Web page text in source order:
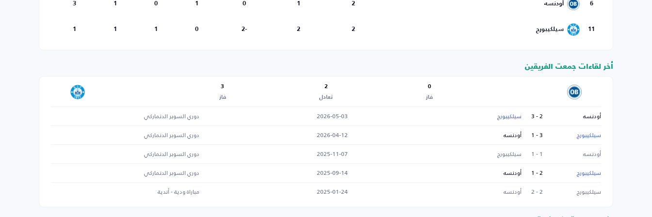
6 أودنسه 2
1
0
1
0
1
3
11 سيلكيبورج 2
2
-2
0
1
1
1
أخر لقاءات جمعت الفريقين
0
فاز
2
تعادل
3
فاز
أودنسه 2 - 3 سيلكيبورج 2026-05-03
دوري السوبر الدنماركي
سيلكيبورج
3 - 1 أودنسه 2026-04-12
دوري السوبر الدنماركي
أودنسه
1 - 1 سيلكيبورج 2025-11-07
دوري السوبر الدنماركي
سيلكيبورج
2 - 1 أودنسه 2025-09-14
دوري السوبر الدنماركي
سيلكيبورج
2 - 2 أودنسه 2025-01-24 مباراة ودية - أندية